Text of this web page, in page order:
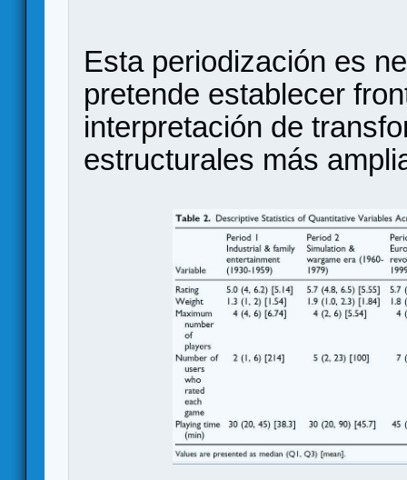
Esta periodización es
pretende establecer
interpretación de
estructurales más